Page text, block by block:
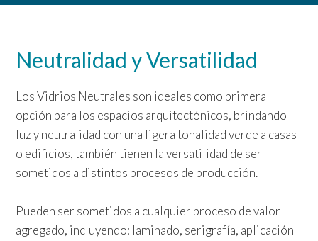
Neutralidad y Versatilidad
Los Vidrios Neutrales son ideales como primera
opción para los espacios arquitectónicos, brindando
luz y neutralidad con una ligera tonalidad verde a casas
o edificios, también tienen la versatilidad de ser
sometidos a distintos procesos de producción.
Pueden ser sometidos a cualquier proceso de valor
agregado, incluyendo: laminado, serigrafía, aplicación